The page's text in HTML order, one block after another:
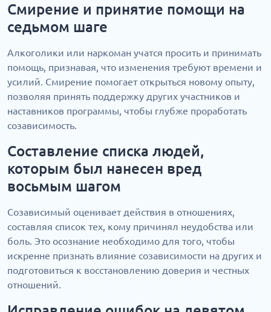
Смирение и принятие помощи на
седьмом шаге
Алкоголики или наркоман учатся просить и принимать
помощь, признавая, что изменения требуют времени и
усилий. Смирение помогает открыться новому опыту,
позволяя принять поддержку других участников и
наставников программы, чтобы глубже проработать
созависимость.
Составление списка людей,
которым был нанесен вред
восьмым шагом
Созависимый оценивает действия в отношениях,
составляя список тех, кому причинял неудобства или
боль. Это осознание необходимо для того, чтобы
искренне признать влияние созависимости на других и
подготовиться к восстановлению доверия и честных
отношений.